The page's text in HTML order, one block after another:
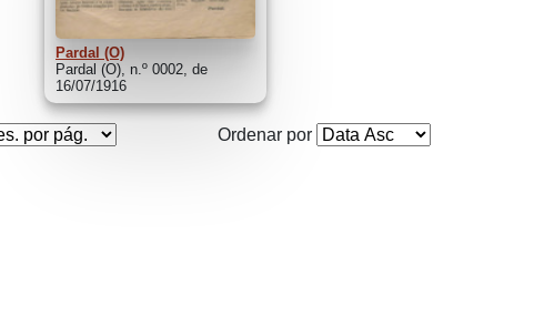
Pardal (O)
Pardal (O), n.º 0002, de
16/07/1916
Ordenar por